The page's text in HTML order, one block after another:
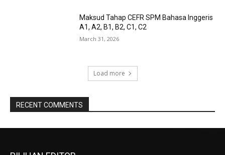
Maksud Tahap CEFR SPM Bahasa Inggeris
A1, A2, B1, B2, C1, C2
March 31, 2026
Load more
RECENT COMMENTS